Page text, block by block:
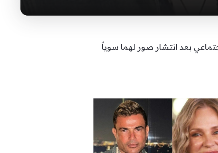
بعد انتشار صور لهما سوياً